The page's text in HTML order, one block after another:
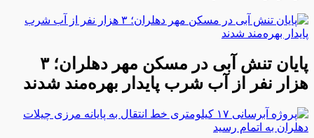
پایان تنش آبی در مسکن مهر دهلران؛ ۳
هزار نفر از آب شرب پایدار بهره‌مند شدند